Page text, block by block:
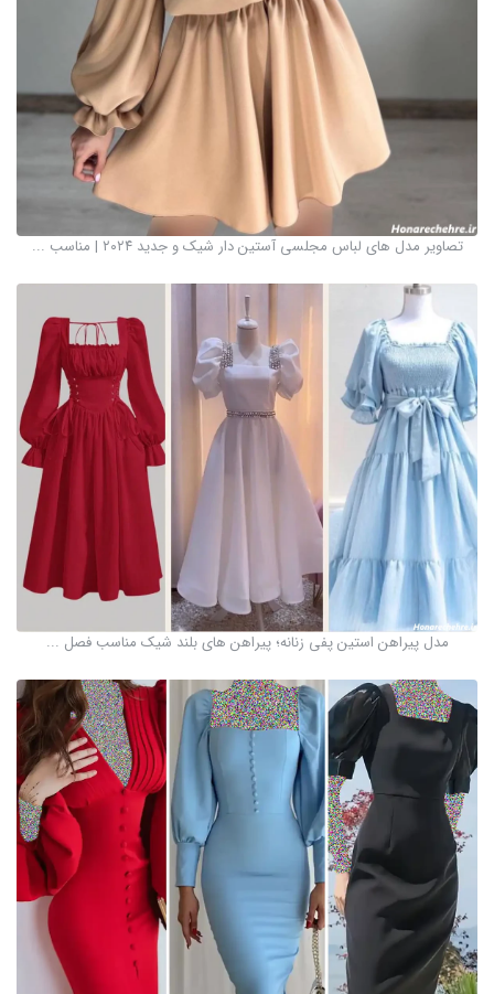
تصاویر مدل های لباس مجلسی آستین دار شیک و جدید ۲۰۲۴ | مناسب ...
مدل پیراهن استین پفی زنانه؛ پیراهن های بلند شیک مناسب فصل ...